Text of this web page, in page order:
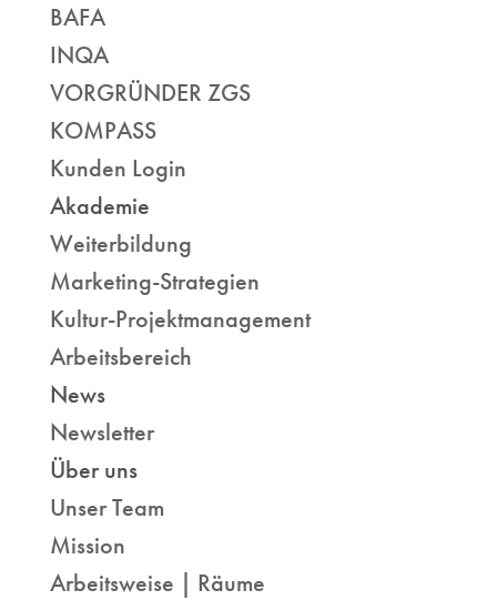
BAFA
INQA
VORGRÜNDER ZGS
KOMPASS
Kunden Login
Akademie
Weiterbildung
Marketing-Strategien
Kultur-Projektmanagement
Arbeitsbereich
News
Newsletter
Über uns
Unser Team
Mission
Arbeitsweise | Räume